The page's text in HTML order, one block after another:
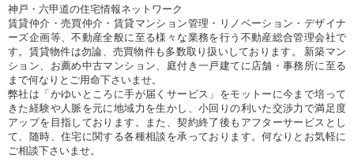
神戸・六甲道の住宅情報ネットワーク
賃貸仲介・売買仲介・賃貸マンション管理・リノベーション・デザイナ
ーズ企画等、不動産全般に至る様々な業務を行う不動産総合管理会社で
す。賃貸物件は勿論、売買物件も多数取り扱いしております。 新築マン
ション、お薦め中古マンション、庭付き一戸建てに店舗・事務所に至る
まで何なりとご用命下さいませ。
弊社は「かゆいところに手が届くサービス」をモットーに今まで培って
きた経験や人脈を元に地域力を生かし、小回りの利いた交渉力で満足度
アップを目指しております。また、契約終了後もアフターサービスとし
て、随時、住宅に関する各種相談を承っております。何なりとお気軽に
ご相談下さいませ。